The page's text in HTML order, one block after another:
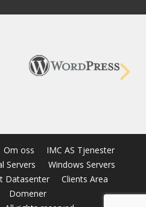
Om oss
IMC AS Tjenester
Servers
Windows Servers
Datasenter
Clients Area
Domener